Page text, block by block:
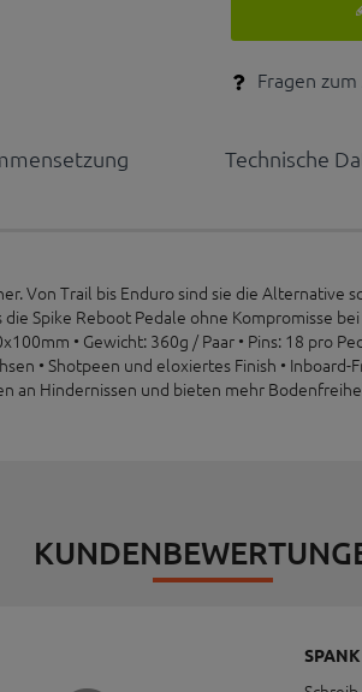
Fragen
Technische
Von Trail bis Enduro sind sie die
Spike Reboot Pedale ohne Kompromisse
• Gewicht: 360g / Paar • Pins: 18 pro
• Shotpeen und eloxiertes Finish •
an Hindernissen und bieten mehr